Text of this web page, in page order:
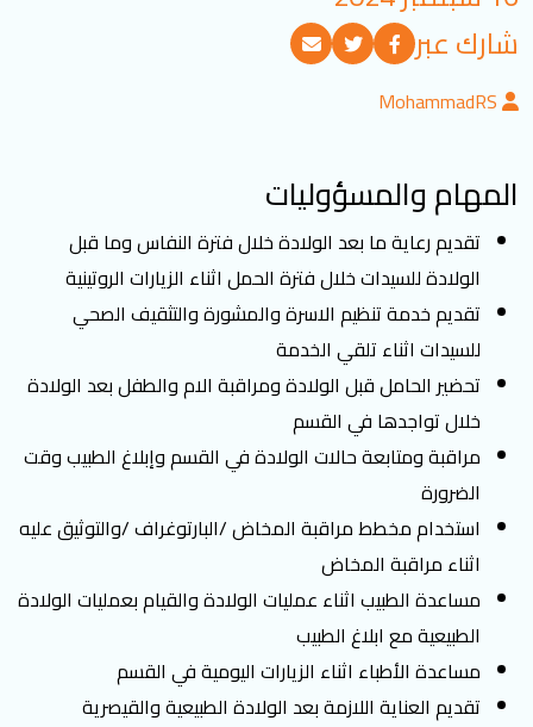
تسجيل الدخول
العربية
تابعنا
شارك عبر
MohammadRS
المهام والمسؤوليات
تقديم رعاية ما بعد الولادة خلال فترة النفاس وما قبل
الولادة للسيدات خلال فترة الحمل اثناء الزيارات الروتينية
تقديم خدمة تنظيم الاسرة والمشورة والتثقيف الصحي
للسيدات اثناء تلقي الخدمة
تحضير الحامل قبل الولادة ومراقبة الام والطفل بعد الولادة
خلال تواجدها في القسم
مراقبة ومتابعة حالات الولادة في القسم وإبلاغ الطبيب وقت
الضرورة
استخدام مخطط مراقبة المخاض /البارتوغراف /والتوثيق عليه
اثناء مراقبة المخاض
مساعدة الطبيب اثناء عمليات الولادة والقيام بعمليات الولادة
الطبيعية مع ابلاغ الطبيب
مساعدة الأطباء اثناء الزيارات اليومية في القسم
تقديم العناية اللازمة بعد الولادة الطبيعية والقيصرية